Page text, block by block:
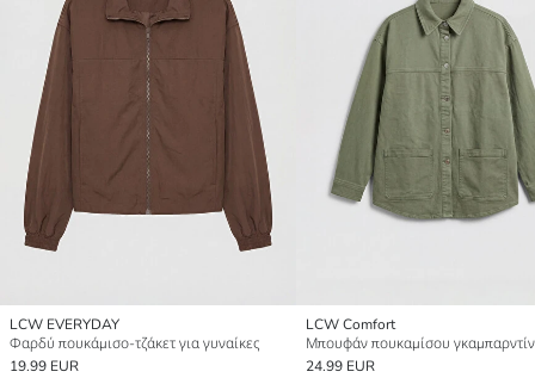
LCW EVERYDAY
Φαρδύ πουκάμισο-τζάκετ για γυναίκες
19.99 EUR
LCW Comfort
24.99 EUR